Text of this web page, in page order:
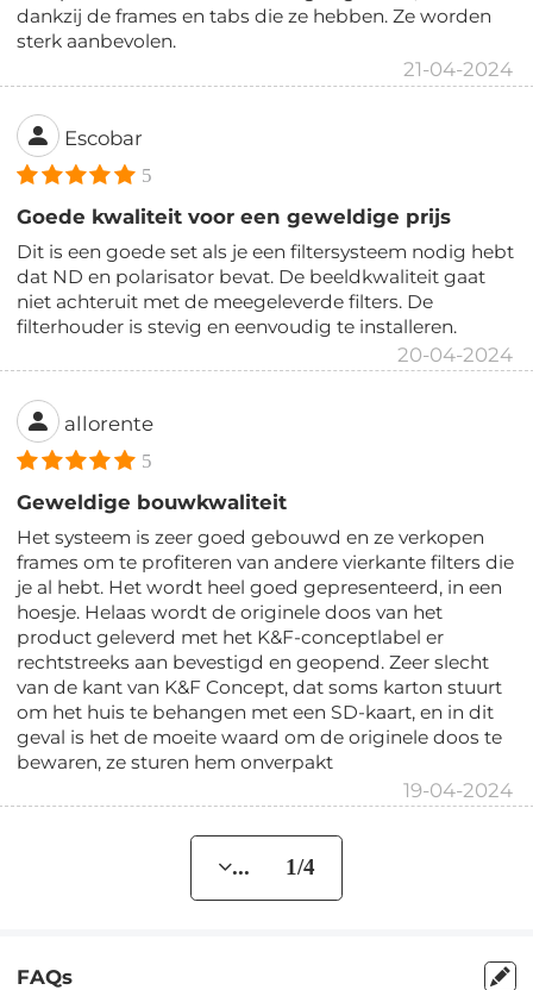
dankzij de frames en tabs die ze hebben. Ze worden
sterk aanbevolen.
21-04-2024
Escobar
5
Goede kwaliteit voor een geweldige prijs
Dit is een goede set als je een filtersysteem nodig hebt
dat ND en polarisator bevat. De beeldkwaliteit gaat
niet achteruit met de meegeleverde filters. De
filterhouder is stevig en eenvoudig te installeren.
20-04-2024
allorente
5
Geweldige bouwkwaliteit
Het systeem is zeer goed gebouwd en ze verkopen
frames om te profiteren van andere vierkante filters die
je al hebt. Het wordt heel goed gepresenteerd, in een
hoesje. Helaas wordt de originele doos van het
product geleverd met het K&F-conceptlabel er
rechtstreeks aan bevestigd en geopend. Zeer slecht
van de kant van K&F Concept, dat soms karton stuurt
om het huis te behangen met een SD-kaart, en in dit
geval is het de moeite waard om de originele doos te
bewaren, ze sturen hem onverpakt
19-04-2024
... 1/4
FAQs